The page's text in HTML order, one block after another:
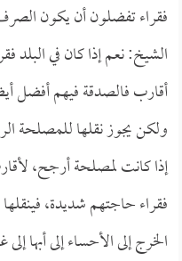
فقراء تفضلون أن يكون
الشيخ: نعم إذا كان في البلد
أقارب فالصدقة فيهم أفضل
ولكن يجوز نقلها للمصلحة
إذا كانت لمصلحة أرجح،
فقراء حاجتهم شديدة،
الخرج إلى الأحساء إلى أبها